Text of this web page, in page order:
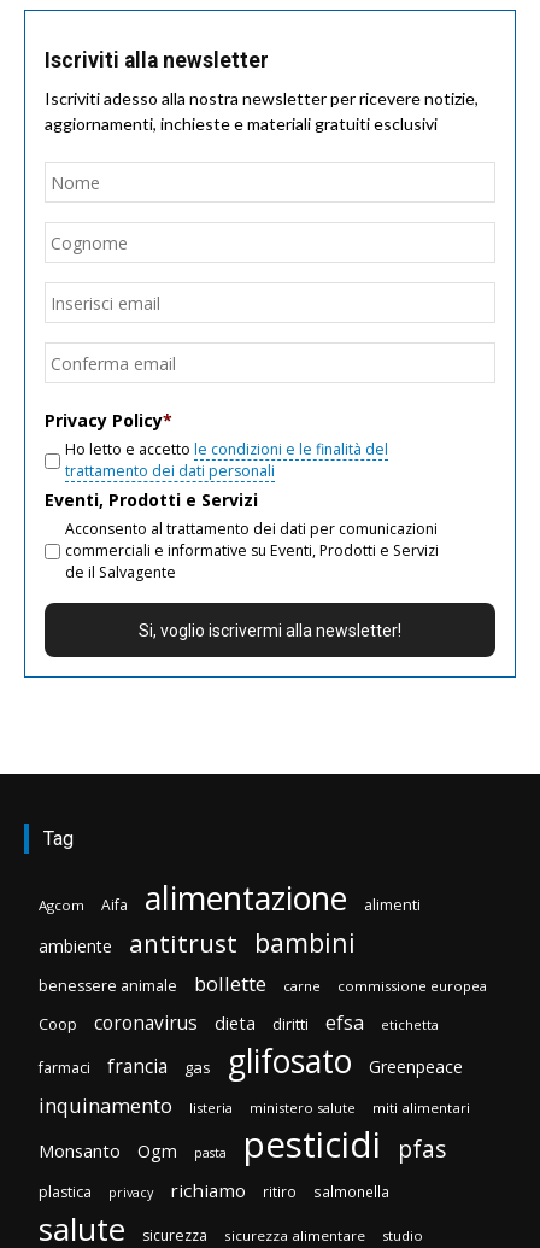
Iscriviti alla newsletter
Iscriviti adesso alla nostra newsletter per ricevere notizie,
aggiornamenti, inchieste e materiali gratuiti esclusivi
Nome
Email
Privacy Policy*
Ho letto e accetto le condizioni e le finalità del
trattamento dei dati personali
Eventi, Prodotti e Servizi
Acconsento al trattamento dei dati per comunicazioni
commerciali e informative su Eventi, Prodotti e Servizi
de il Salvagente
Tag
Agcom Aifa alimentazione alimenti
ambiente antitrust bambini
benessere animale bollette carne commissione europea
Coop coronavirus dieta diritti efsa etichetta
farmaci francia gas glifosato Greenpeace
inquinamento listeria ministero salute miti alimentari
Monsanto Ogm pasta pesticidi pfas
plastica privacy richiamo ritiro salmonella
salute sicurezza sicurezza alimentare studio